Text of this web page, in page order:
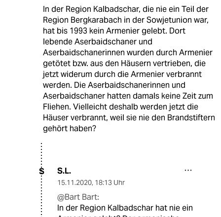
In der Region Kalbadschar, die nie ein Teil der
Region Bergkarabach in der Sowjetunion war,
hat bis 1993 kein Armenier gelebt. Dort
lebende Aserbaidschaner und
Aserbaidschanerinnen wurden durch Armenier
getötet bzw. aus den Häusern vertrieben, die
jetzt widerum durch die Armenier verbrannt
werden. Die Aserbaidschanerinnen und
Aserbaidschaner hatten damals keine Zeit zum
Fliehen. Vielleicht deshalb werden jetzt die
Häuser verbrannt, weil sie nie den Brandstiftern
gehört haben?
S S.L.
15.11.2020, 18:13 Uhr
@Bart Bart:
In der Region Kalbadschar hat nie ein